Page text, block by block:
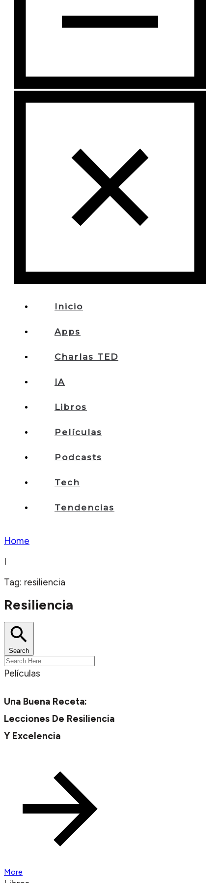
Inicio
Apps
Charlas TED
IA
Libros
Películas
Podcasts
Tech
Tendencias
Home
I
Tag: resiliencia
Resiliencia
Search
Películas
Una Buena Receta:
Lecciones De Resiliencia
Y Excelencia
More